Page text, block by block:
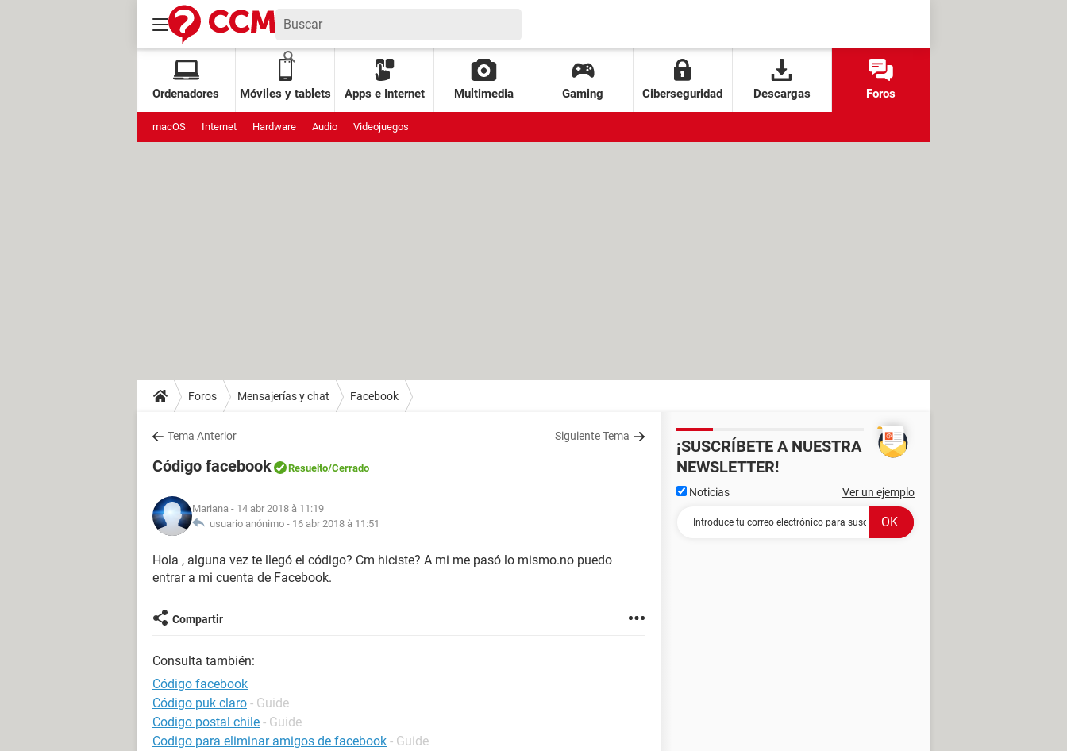
Ordenadores Móviles y tablets Apps e Internet Multimedia Gaming Ciberseguridad Descargas Foros
macOS Internet Hardware Audio Videojuegos
Foros Mensajerías y chat Facebook
Tema Anterior Siguiente Tema
Código facebook Resuelto/Cerrado
Mariana - 14 abr 2018 à 11:19
usuario anónimo - 16 abr 2018 à 11:51
Hola , alguna vez te llegó el código? Cm hiciste? A mi me pasó lo mismo.no puedo
entrar a mi cuenta de Facebook.
Compartir
Consulta también:
Código facebook
Código puk claro - Guide
Codigo postal chile - Guide
Codigo para eliminar amigos de facebook - Guide
¡SUSCRÍBETE A NUESTRA
NEWSLETTER!
Noticias Ver un ejemplo